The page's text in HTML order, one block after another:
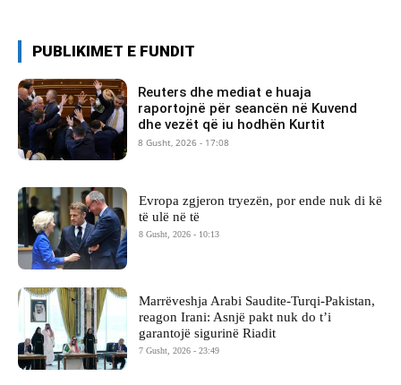
PUBLIKIMET E FUNDIT
Reuters dhe mediat e huaja
raportojnë për seancën në Kuvend
dhe vezët që iu hodhën Kurtit
8 Gusht, 2026 - 17:08
Evropa zgjeron tryezën, por ende nuk di kë
të ulë në të
8 Gusht, 2026 - 10:13
Marrëveshja Arabi Saudite-Turqi-Pakistan,
reagon Irani: Asnjë pakt nuk do t’i
garantojë sigurinë Riadit
7 Gusht, 2026 - 23:49